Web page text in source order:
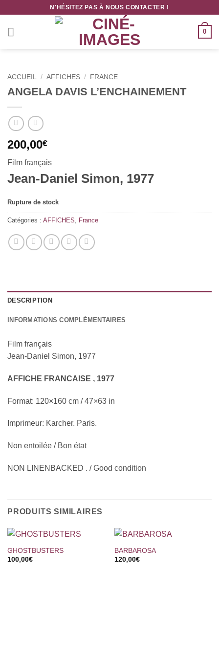
contenu
N'HÉSITEZ PAS À NOUS CONTACTER !
0
ACCUEIL / AFFICHES / FRANCE
ANGELA DAVIS L’ENCHAINEMENT
200,00€
Film français
Jean-Daniel Simon, 1977
Rupture de stock
Catégories : AFFICHES, France
DESCRIPTION
INFORMATIONS COMPLÉMENTAIRES
Film français
Jean-Daniel Simon, 1977
AFFICHE FRANCAISE , 1977
Format: 120×160 cm / 47×63 in
Imprimeur: Karcher. Paris.
Non entoilée / Bon état
NON LINENBACKED . / Good condition
PRODUITS SIMILAIRES
GHOSTBUSTERS
100,00€
BARBAROSA
120,00€